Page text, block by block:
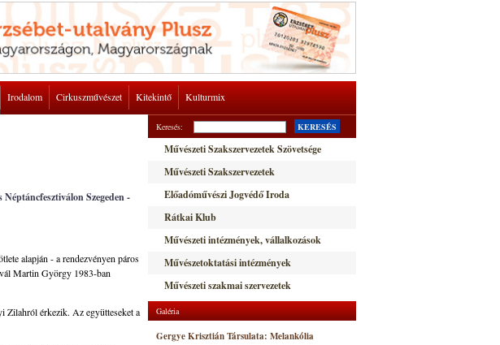
Irodalom Cirkuszművészet Kitekintő Kulturmix
Szegeden -
alapján - a rendezvényen páros
Martin György 1983-ban
Zilahról érkezik. Az együtteseket a
Keresés: KERESÉS
Művészeti Szakszervezetek Szövetsége
Művészeti Szakszervezetek
Előadóművészi Jogvédő Iroda
Rátkai Klub
Művészeti intézmények, vállalkozások
Művészetoktatási intézmények
Művészeti szakmai szervezetek
Galéria
Gergye Krisztián Társulata: Melankólia